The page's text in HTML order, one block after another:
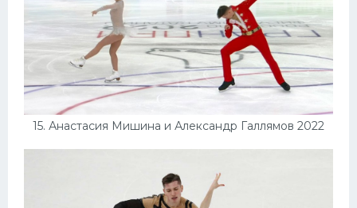
15. Анастасия Мишина и Александр Галлямов 2022